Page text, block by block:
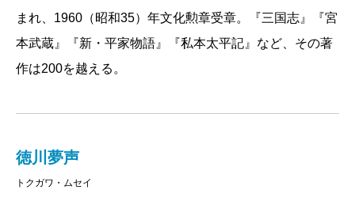
まれ、1960（昭和35）年文化勲章受章。『三国志』『宮
本武蔵』『新・平家物語』『私本太平記』など、その著
作は200を越える。
徳川夢声
トクガワ・ムセイ